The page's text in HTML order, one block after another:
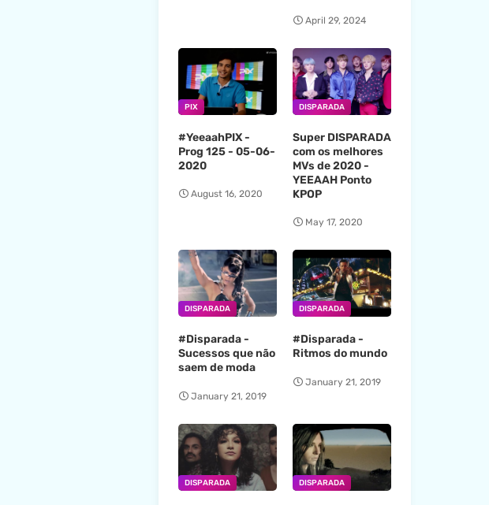
April 29, 2024
PIX
#YeeaahPIX -
Prog 125 - 05-06-
2020
August 16, 2020
DISPARADA
Super DISPARADA
com os melhores
MVs de 2020 -
YEEAAH Ponto
KPOP
May 17, 2020
DISPARADA
#Disparada -
Sucessos que não
saem de moda
January 21, 2019
DISPARADA
#Disparada -
Ritmos do mundo
January 21, 2019
DISPARADA DISPARADA